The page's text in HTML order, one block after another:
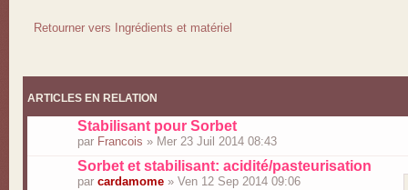
Retourner vers Ingrédients et matériel
ARTICLES EN RELATION
Stabilisant pour Sorbet
par Francois » Mer 23 Juil 2014 08:43
Sorbet et stabilisant: acidité/pasteurisation
par cardamome » Ven 12 Sep 2014 09:06